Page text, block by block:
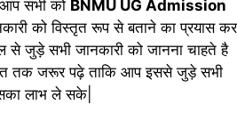
सभी को BNMU UG Admission
को विस्तृत रूप से बताने का प्रयास कर
जुड़े सभी जानकारी को जानना चाहते है
तक जरूर पढ़े ताकि आप इससे जुड़े सभी
लाभ ले सके|